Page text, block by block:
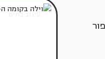
עיצוב בתים